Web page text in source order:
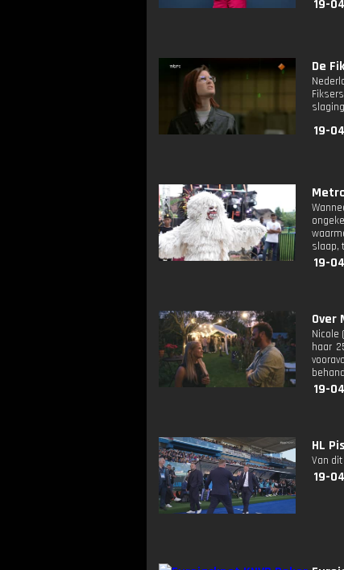
19-
De
19-
slaap,
19-
Over
Nicole
haar
19-
HL
Van
19-